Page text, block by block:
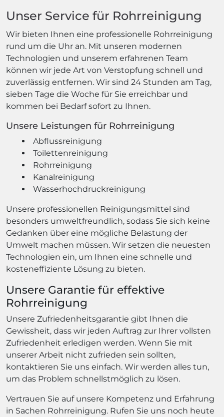
Unser Service für Rohrreinigung
Wir bieten Ihnen eine professionelle Rohrreinigung
rund um die Uhr an. Mit unseren modernen
Technologien und unserem erfahrenen Team
können wir jede Art von Verstopfung schnell und
zuverlässig entfernen. Wir sind 24 Stunden am Tag,
sieben Tage die Woche für Sie erreichbar und
kommen bei Bedarf sofort zu Ihnen.
Unsere Leistungen für Rohrreinigung
Abflussreinigung
Toilettenreinigung
Rohrreinigung
Kanalreinigung
Wasserhochdruckreinigung
Unsere professionellen Reinigungsmittel sind
besonders umweltfreundlich, sodass Sie sich keine
Gedanken über eine mögliche Belastung der
Umwelt machen müssen. Wir setzen die neuesten
Technologien ein, um Ihnen eine schnelle und
kosteneffiziente Lösung zu bieten.
Unsere Garantie für effektive
Rohrreinigung
Unsere Zufriedenheitsgarantie gibt Ihnen die
Gewissheit, dass wir jeden Auftrag zur Ihrer vollsten
Zufriedenheit erledigen werden. Wenn Sie mit
unserer Arbeit nicht zufrieden sein sollten,
kontaktieren Sie uns einfach. Wir werden alles tun,
um das Problem schnellstmöglich zu lösen.
Vertrauen Sie auf unsere Kompetenz und Erfahrung
in Sachen Rohrreinigung. Rufen Sie uns noch heute